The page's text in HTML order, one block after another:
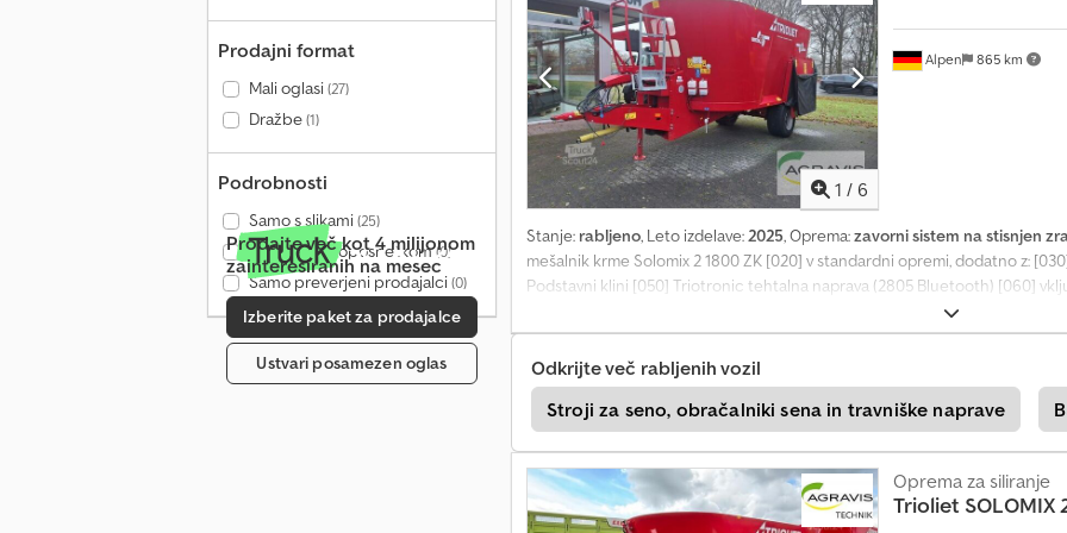
Prodajni format
Mali oglasi(27)
Dražbe(1)
Podrobnosti
Samo s slikami(25)
Samo z videoposnetkom(0)
Samo preverjeni prodajalci(0)
Prodajte več kot 4 milijonom
zainteresiranih na mesec
Izberite paket za prodajalce
Ustvari posamezen oglas
v
e
z
d
a
j
2
8
5
1 / 6
Alpen 865 km
Stanje: rabljeno, Leto izdelave:2025, Oprema:zavorni sistem na stisnjen
mešalnik krme Solomix 2 1800 ZK [020] v standardni opremi, dodatno z:
Podstavni klini [050] Triotronic tehtalna naprava (2805 Bluetooth) [060]
upravljalnik [070] Reduktor [080] Električno upravljanje reduktorja [090]
ventil na levi strani zadaj [110] ZK dozirni ventil na desni strani zadaj [120]
standardnega (na kos) [130] Magnet na mešalnem vijačniku (na vijačnik)
Osvelitev LED Solomix 2
Odkrijte več rabljenih vozil
Stroji za seno, obračalniki sena in travniške naprave
Oprema za siliranje
Trioliet SOLOMIX